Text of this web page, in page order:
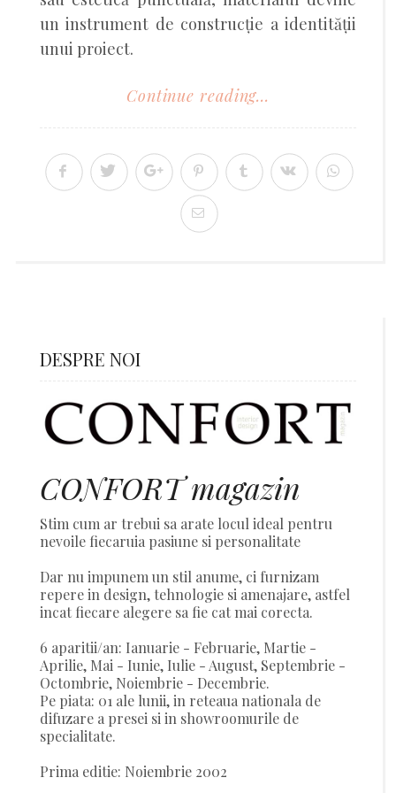
un instrument de construcție a identității
unui proiect.
Continue reading...
DESPRE NOI
CONFORT magazin
Stim cum ar trebui sa arate locul ideal pentru
nevoile fiecaruia pasiune si personalitate
Dar nu impunem un stil anume, ci furnizam
repere in design, tehnologie si amenajare, astfel
incat fiecare alegere sa fie cat mai corecta.
6 aparitii/an: Ianuarie - Februarie, Martie -
Aprilie, Mai - Iunie, Iulie - August, Septembrie -
Octombrie, Noiembrie - Decembrie.
Pe piata: 01 ale lunii, in reteaua nationala de
difuzare a presei si in showroomurile de
specialitate.
Prima editie: Noiembrie 2002